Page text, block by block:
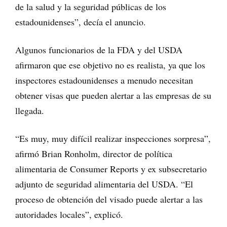
de la salud y la seguridad públicas de los
estadounidenses”, decía el anuncio.
Algunos funcionarios de la FDA y del USDA
afirmaron que ese objetivo no es realista, ya que los
inspectores estadounidenses a menudo necesitan
obtener visas que pueden alertar a las empresas de su
llegada.
“Es muy, muy difícil realizar inspecciones sorpresa”,
afirmó Brian Ronholm, director de política
alimentaria de Consumer Reports y ex subsecretario
adjunto de seguridad alimentaria del USDA. “El
proceso de obtención del visado puede alertar a las
autoridades locales”, explicó.